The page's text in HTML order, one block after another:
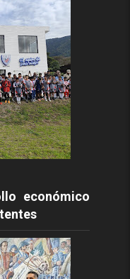
económico